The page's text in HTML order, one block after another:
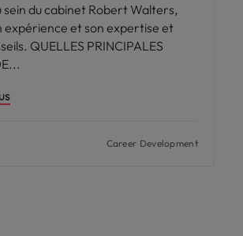
sein du cabinet Robert Walters,
expérience et son expertise et
QUELLES PRINCIPALES
Career Development